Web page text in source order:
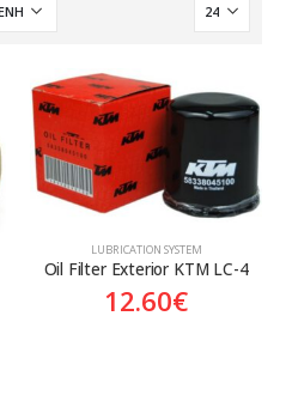
Genuine Γνήσιο
LUBRICATION SYSTEM
Oil Filter Exterior KTM LC-4
12.60€